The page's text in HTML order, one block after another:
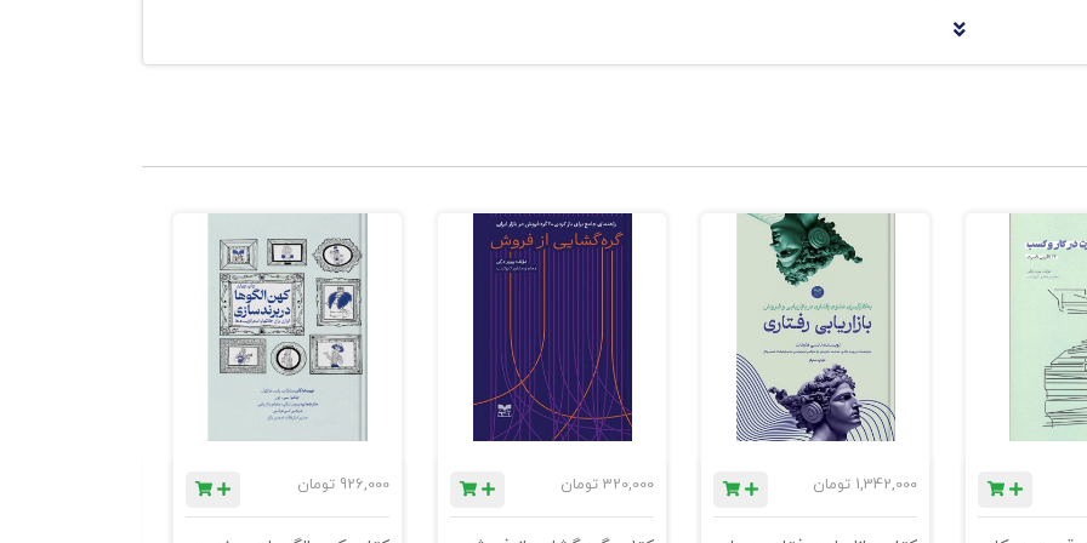
شناخت وضعیت فعلی مشتری — منابع، فرآیندها و روش‌های کنونی. هدف، درک
گسترش و عمق‌بخشیدن به اثرات مشکل. فروشنده با طرح این سؤالات، مشتری را به
وضعیت فعلی سوق می‌دهد.
به جای توضیح مستقیم درباره محصول، فروشنده مشتری را هدایت می‌کند تا خود
دارد.
جایگزین اقناع مستقیم (Persuasion) شود — تغییری بنیادین در فلسفه فروش.
1,342,000 تومان 320,000 تومان 926,000 تومان